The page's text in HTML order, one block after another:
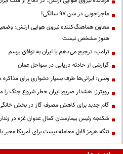
ماجراجویی در سن ۹۷ سالگی!
معاون هماهنگ‌کننده نیروی هوایی ارتش:
هنوز مشخص نیست
ترامپ: ترجیح می‌دهم با ایران به توافق برسم
گزارشی از حادثه دریایی در سواحل عمان
ونس: ایرانی‌ها طرف بسیار دشواری برای
رویترز: هشدار صریح ایران خطر شروع جنگ را
گام جدید برای کاهش مصرف گاز در بخش
شکنجه رئیس بیمارستان کمال عدوان غزه در
تنگه هرمز قابل معامله نیست برای آمریکا معبر